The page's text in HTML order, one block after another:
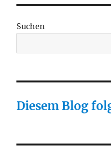
Suchen
Diesem Blog